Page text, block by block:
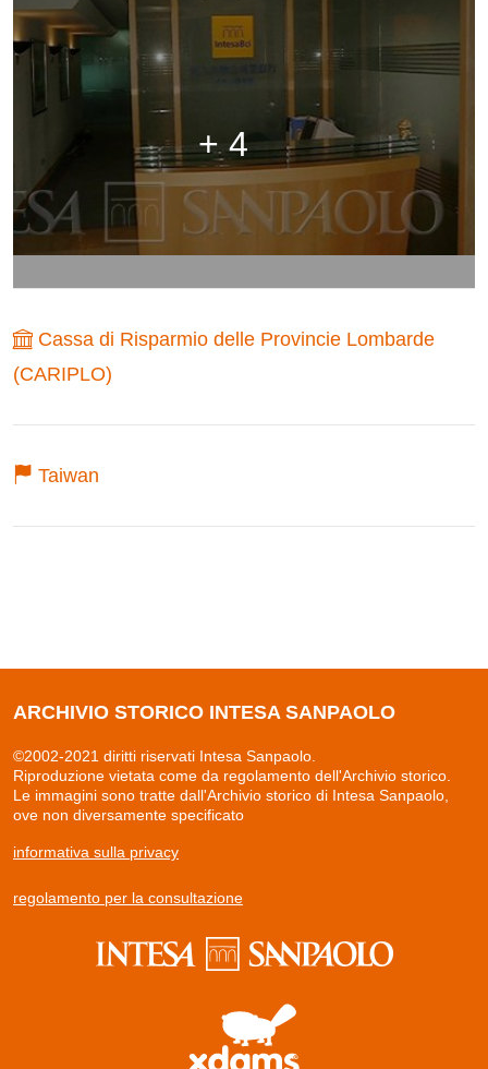
+ 4
Cassa di Risparmio delle Provincie Lombarde
(CARIPLO)
Taiwan
ARCHIVIO STORICO INTESA SANPAOLO
©2002-2021 diritti riservati Intesa Sanpaolo.
Riproduzione vietata come da regolamento dell'Archivio storico.
Le immagini sono tratte dall'Archivio storico di Intesa Sanpaolo,
ove non diversamente specificato
informativa sulla privacy
regolamento per la consultazione